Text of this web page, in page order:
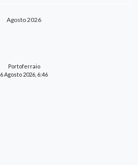
Agosto 2026
Portoferraio
6 Agosto 2026, 6:46